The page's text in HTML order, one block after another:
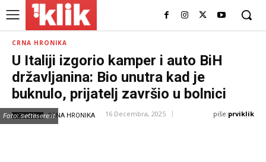
CRNA HRONIKA
U Italiji izgorio kamper i auto BiH
državljanina: Bio unutra kad je
buknulo, prijatelj završio u bolnici
IZVOR: CRNA HRONIKA 16 Decembra, 2025 piše:prviklik
Foto: settesere.it